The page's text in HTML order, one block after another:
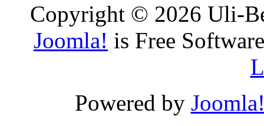
Copyright © 2026 Uli-
Joomla! is Free
Powered by